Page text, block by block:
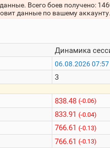
Всего боев получено:
данные по вашему
Динамика
06.08.2026 07:57
3
838.48 (-0.06)
833.91 (-0.04)
766.61 (-0.13)
766.61 (-0.13)